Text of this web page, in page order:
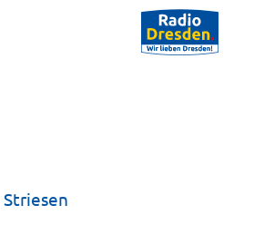
Striesen